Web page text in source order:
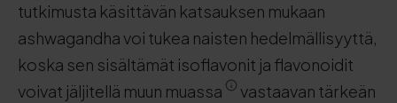
tutkimusta käsittävän katsauksen mukaan
ashwagandha voi tukea naisten hedelmällisyyttä,
koska sen sisältämät isoflavonit ja flavonoidit
voivat jäljitellä muun muassa
vastaavan tärkeän